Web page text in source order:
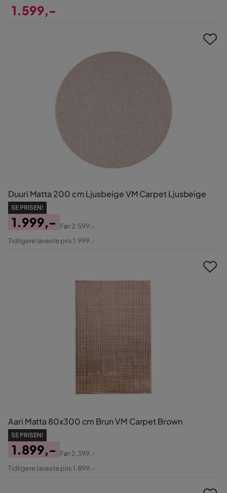
1.599,-
Duuri Matta 200 cm Ljusbeige VM Carpet Ljusbeige
SE PRISEN!
Pris
1.999,-
Original
Før2.599,-
Tidligere laveste pris 1.999,-
Aari Matta 80x300 cm Brun VM Carpet Brown
SE PRISEN!
Pris
1.899,-
Original
Før2.399,-
Tidligere laveste pris 1.899,-